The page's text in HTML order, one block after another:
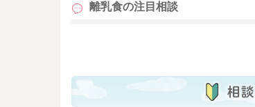
離乳食の注目相談